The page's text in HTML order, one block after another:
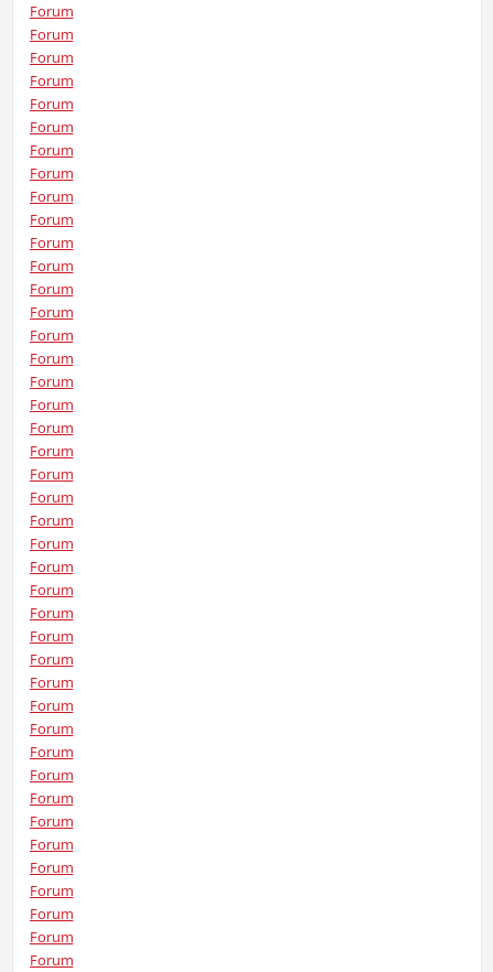
Forum
Forum
Forum
Forum
Forum
Forum
Forum
Forum
Forum
Forum
Forum
Forum
Forum
Forum
Forum
Forum
Forum
Forum
Forum
Forum
Forum
Forum
Forum
Forum
Forum
Forum
Forum
Forum
Forum
Forum
Forum
Forum
Forum
Forum
Forum
Forum
Forum
Forum
Forum
Forum
Forum
Forum